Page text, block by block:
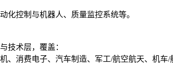
化控制与机器人、质量监控系统等。
技术层，覆盖：
、消费电子、汽车制造、军工/航空航天、机